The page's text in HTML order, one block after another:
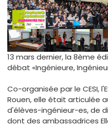
13 mars dernier, la 8ème
débat «Ingénieure,
Co-organisée par le CESI,
Rouen, elle était articulée
d'élèves-ingénieur-es, de
dont des ambassadrices